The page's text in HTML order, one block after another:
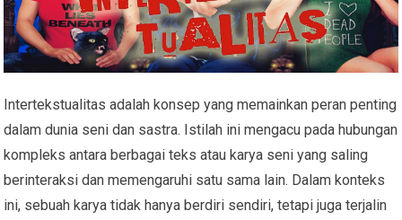
Intertekstualitas adalah konsep yang memainkan peran penting
dalam dunia seni dan sastra. Istilah ini mengacu pada hubungan
kompleks antara berbagai teks atau karya seni yang saling
berinteraksi dan memengaruhi satu sama lain. Dalam konteks
ini, sebuah karya tidak hanya berdiri sendiri, tetapi juga terjalin